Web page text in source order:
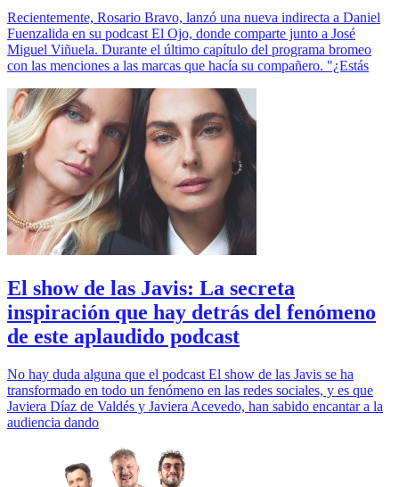
Recientemente, Rosario Bravo, lanzó una nueva indirecta a Daniel
Fuenzalida en su podcast El Ojo, donde comparte junto a José
Miguel Viñuela. Durante el último capítulo del programa bromeo
con las menciones a las marcas que hacía su compañero. "¿Estás
El show de las Javis: La secreta
inspiración que hay detrás del fenómeno
de este aplaudido podcast
No hay duda alguna que el podcast El show de las Javis se ha
transformado en todo un fenómeno en las redes sociales, y es que
Javiera Díaz de Valdés y Javiera Acevedo, han sabido encantar a la
audiencia dando